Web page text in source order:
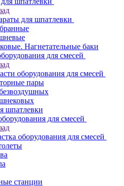
для шпатлевки
Нагнетательные баки
для смесей
оборудования для смесей
пары
шпатлевки
для смесей
оборудования для смесей
станции